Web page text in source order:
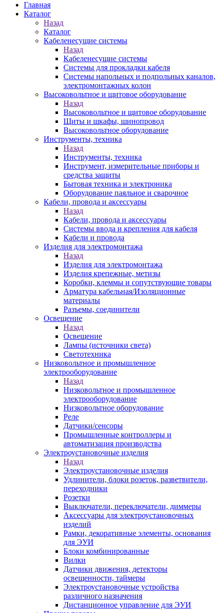
Главная
Каталог
Назад
Каталог
Кабеленесущие системы
Назад
Кабеленесущие системы
Системы для прокладки кабеля
Системы напольных и подпольных каналов,
электромонтажных колон
Высоковольтное и щитовое оборудование
Назад
Высоковольтное и щитовое оборудование
Щиты и шкафы, шинопровод
Высоковольтное оборудование
Инструменты, техника
Назад
Инструменты, техника
Инструмент, измерительные приборы и
средства защиты
Бытовая техника и электроника
Оборудование паяльное и сварочное
Кабели, провода и аксессуары
Назад
Кабели, провода и аксессуары
Системы ввода и крепления для кабеля
Кабели и провода
Изделия для электромонтажа
Назад
Изделия для электромонтажа
Изделия крепежные, метизы
Коробки, клеммы и сопутствующие товары
Арматура кабельная/Изоляционные
материалы
Разъемы, соединители
Освещение
Назад
Освещение
Лампы (источники света)
Светотехника
Низковольтное и промышленное
электрооборудование
Назад
Низковольтное и промышленное
электрооборудование
Низковольтное оборудование
Реле
Датчики/сенсоры
Промышленные контроллеры и
автоматизация производства
Электроустановочные изделия
Назад
Электроустановочные изделия
Удлинители, блоки розеток, разветвители,
переходники
Розетки
Выключатели, переключатели, диммеры
Аксессуары для электроустановочных
изделий
Рамки, декоративные элементы, основания
для ЭУИ
Блоки комбинированные
Вилки
Датчики движения, детекторы
освещенности, таймеры
Электроустановочные устройства
различного назначения
Дистанционное управление для ЭУИ